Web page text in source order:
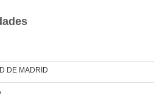
DE MADRID